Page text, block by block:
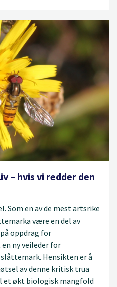
– hvis vi redder den
Som en av de mest artsrike
være en del av
oppdrag for
ny veileder for
Hensikten er å
av denne kritisk trua
et økt biologisk mangfold